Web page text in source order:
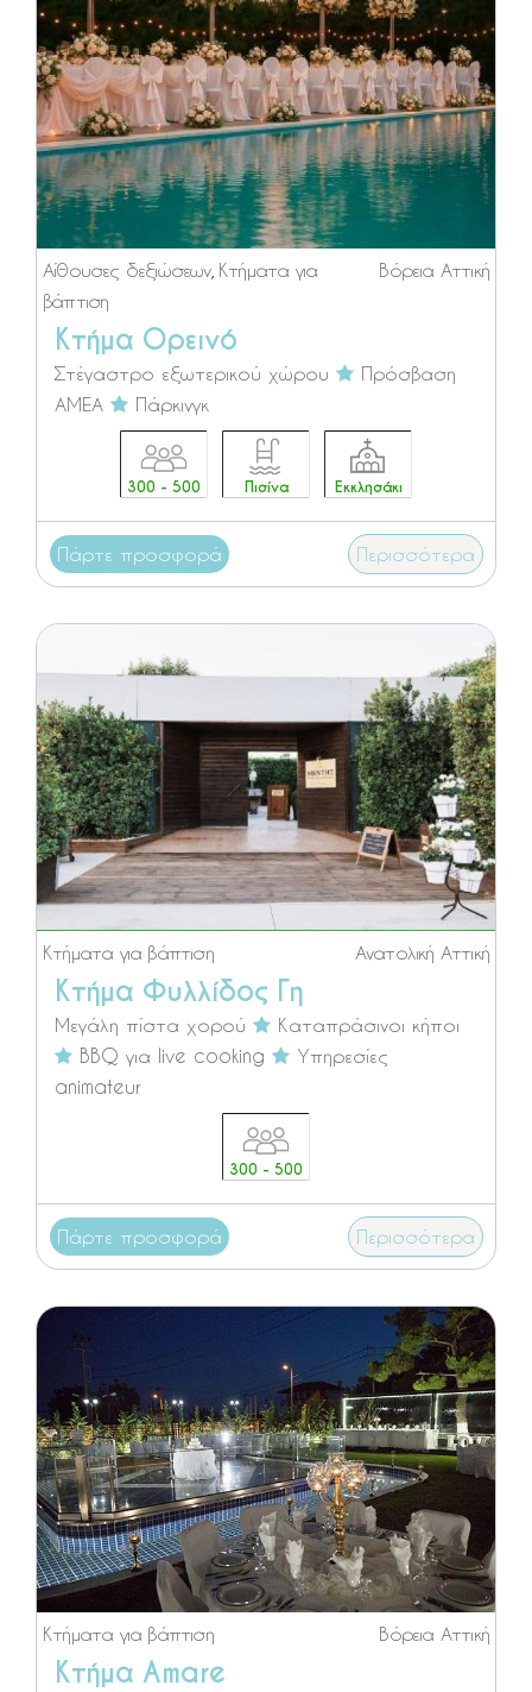
Βόρεια Αττική
Αίθουσες δεξιώσεων, Κτήματα για
βάπτιση
Κτήμα Ορεινό
Στέγαστρο εξωτερικού χώρου
Πρόσβαση
ΑΜΕΑ
Πάρκινγκ
300 - 500 Πισίνα Εκκλησάκι
Πάρτε προσφορά Περισσότερα
Ανατολική Αττική
Κτήματα για βάπτιση
Κτήμα Φυλλίδος Γη
Μεγάλη πίστα χορού
Καταπράσινοι κήποι
BBQ για live cooking
Υπηρεσίες
animateur
300 - 500
Πάρτε προσφορά Περισσότερα
Βόρεια Αττική
Κτήματα για βάπτιση
Κτήμα Amare